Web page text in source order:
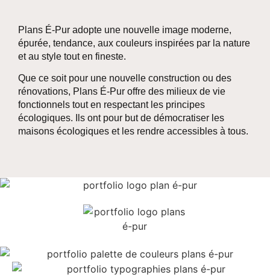
Plans É-Pur adopte une nouvelle image moderne,
épurée, tendance, aux couleurs inspirées par la nature
et au style tout en fineste.
Que ce soit pour une nouvelle construction ou des
rénovations, Plans É-Pur offre des milieux de vie
fonctionnels tout en respectant les principes
écologiques. Ils ont pour but de démocratiser les
maisons écologiques et les rendre accessibles à tous.